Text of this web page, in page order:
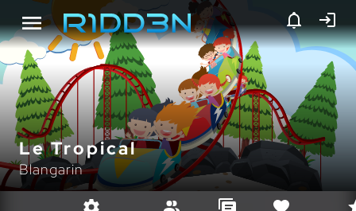
Le Tropical
Blangarin